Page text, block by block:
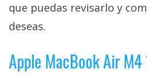
que puedas revisarlo y
deseas.
Apple MacBook Air M4